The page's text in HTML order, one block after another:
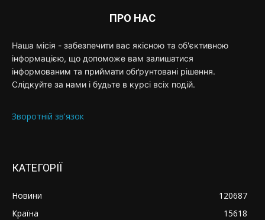
ПРО НАС
Наша місія - забезпечити вас якісною та об'єктивною
інформацією, що допоможе вам залишатися
інформованим та приймати обґрунтовані рішення.
Слідкуйте за нами і будьте в курсі всіх подій.
Зворотній зв'язок
КАТЕГОРІЇ
Новини
120687
Країна
15618